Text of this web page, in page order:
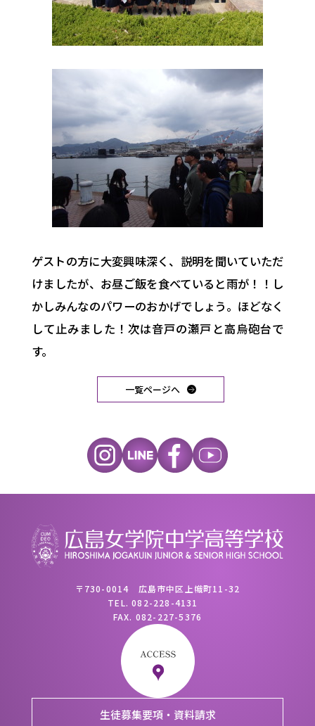
ゲストの方に大変興味深く、説明を聞いていただ
けましたが、お昼ご飯を食べていると雨が！！し
かしみんなのパワーのおかげでしょう。ほどなく
して止みました！次は音戸の瀬戸と高烏砲台で
す。
一覧ページへ
〒730-0014 広島市中区上幟町11-32
TEL.082-228-4131
FAX. 082-227-5376
生徒募集要項・資料請求